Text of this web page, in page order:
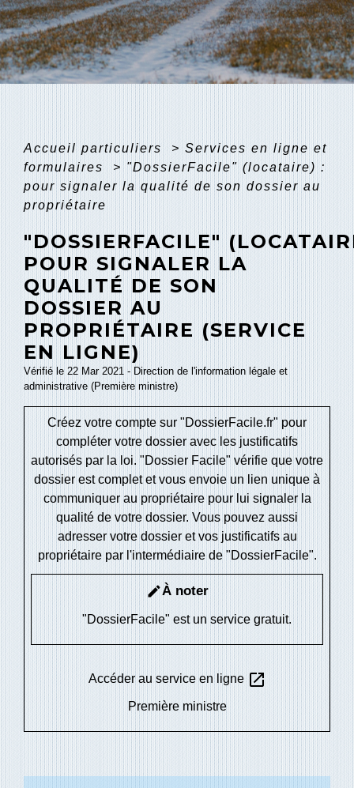
Accueil particuliers > Services en ligne et
formulaires
> "DossierFacile" (locataire) :
pour signaler la qualité de son dossier au
propriétaire
"DOSSIERFACILE"
POUR SIGNALER LA
QUALITÉ DE SON
DOSSIER AU
PROPRIÉTAIRE (SERVICE
EN LIGNE)
Vérifié le 22 Mar 2021 - Direction de l'information légale et
administrative (Première ministre)
Créez votre compte sur "DossierFacile.fr" pour
compléter votre dossier avec les justificatifs
autorisés par la loi. "Dossier Facile" vérifie que votre
dossier est complet et vous envoie un lien unique à
communiquer au propriétaire pour lui signaler la
qualité de votre dossier. Vous pouvez aussi
adresser votre dossier et vos justificatifs au
propriétaire par l'intermédiaire de "DossierFacile".
editÀ noter
"DossierFacile" est un service gratuit.
Accéder au service en ligne open_in_new
Première ministre